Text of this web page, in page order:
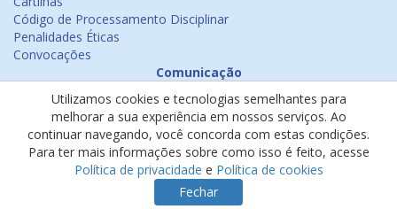
Código de Processamento Disciplinar
Penalidades Éticas
Convocações
Comunicação
Emissão de Certificados
Psicologia na Mídia
Ouvidoria
Política de cookies
Política de privacidade
Utilizamos cookies e tecnologias semelhantes para
melhorar a sua experiência em nossos serviços. Ao
continuar navegando, você concorda com estas condições.
Para ter mais informações sobre como isso é feito, acesse
Política de privacidade e Política de cookies
Fechar